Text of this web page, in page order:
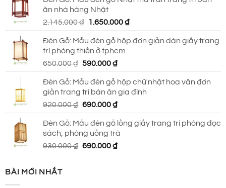
2.790.000 ₫.
2.150.000 ₫.
ăn nhà hàng Nhật
2.145.000₫
Giá
là:
2.145.000 ₫.
1.650.000₫Giá
tại
Đèn Gỗ: Mẫu đèn gỗ hộp đơn giản dán giấy trang
trí phòng thiền ở tphcm
650.000₫ Giá
là:
650.000 ₫.
590.000₫Giá
tại
là:
590.000 ₫.
Đèn Gỗ: Mẫu đèn gỗ hộp chữ nhật hoa văn đơn
giản trang trí bàn ăn gia đình
920.000₫ Giá
là:
920.000 ₫.
690.000₫Giá
tại
là:
690.000 ₫.
Đèn Gỗ: Mẫu đèn gỗ lồng giấy trang trí phòng đọc
sách, phòng uống trà
930.000₫ Giá
690.000₫Giá
BÀI MỚI NHẤT